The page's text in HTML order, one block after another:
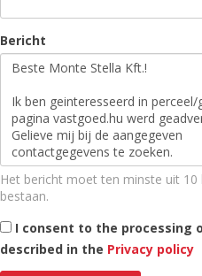
Bericht
Het bericht moet ten minste uit 10
bestaan.
I consent to the processing
described in the Privacy policy